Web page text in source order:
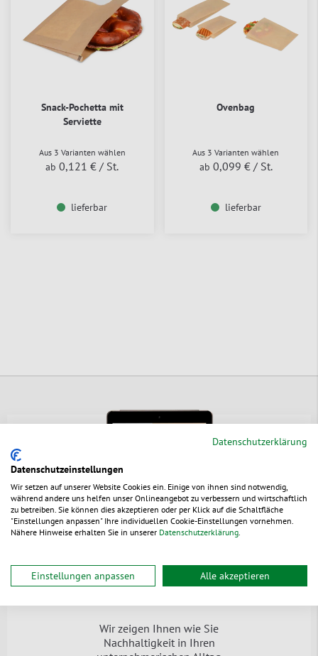
Snack-Pochetta mit
Serviette
Aus 3 Varianten wählen
ab 0,121 € / St.
lieferbar
Ovenbag
Aus 3 Varianten wählen
ab 0,099 € / St.
lieferbar
Wir zeigen Ihnen wie Sie
Nachhaltigkeit in Ihren
Datenschutzerklärung
Datenschutzeinstellungen
Wir setzen auf unserer Website Cookies ein. Einige von ihnen sind notwendig,
während andere uns helfen unser Onlineangebot zu verbessern und wirtschaftlich
zu betreiben. Sie können dies akzeptieren oder per Klick auf die Schaltfläche
"Einstellungen anpassen" Ihre individuellen Cookie-Einstellungen vornehmen.
Nähere Hinweise erhalten Sie in unserer Datenschutzerklärung
Einstellungen anpassen Alle akzeptieren